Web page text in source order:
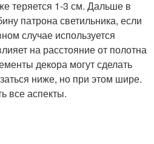
теряется 1-3 см. Дальше в
патрона светильника, если
случае используется
на расстояние от полотна
декора могут сделать
ниже, но при этом шире.
все аспекты.